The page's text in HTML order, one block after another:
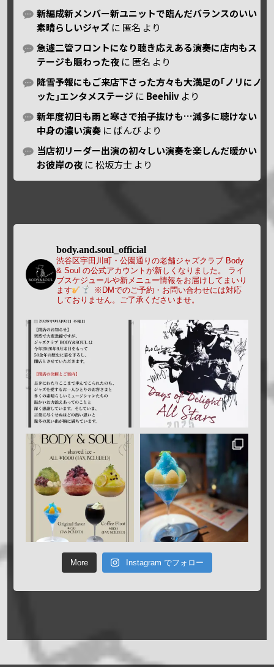
新編成新メンバー新ユニットで臨んだバランスのいい
素晴らしいジャズ に 匿名 より
急遽二管フロントになり聴き応えある演奏に店内もス
テージも賑わった夜 に 匿名 より
降雪予報にもご来店下さった方々も大満足の｢ノリにノ
ッた｣エンタメステージ に Beehiiv より
新年度初日も雨と寒さで拍子抜けも…滅多に聴けない
中身の濃い演奏 に ばんび より
当店初リーダー出演の初々しい演奏を楽しんだ暖かい
お彼岸の夜 に松坂方士 より
body.and.soul_official
渋谷区宇田川町・公園通りの老舗ジャズクラブ Body
& Soul の公式アカウントが新しくなりました。
ライ
ブスケジュールや新メニュー情報をお届けしてまいり
ます
※DMでのご予約・お問い合わせには対応
しておりません。ご了承くださいませ。
More Instagram でフォロー